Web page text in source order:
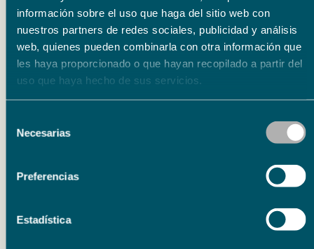
información sobre el uso que haga del sitio web con
nuestros partners de redes sociales, publicidad y análisis
web, quienes pueden combinarla con otra información que
les haya proporcionado o que hayan recopilado a partir del
uso que haya hecho de sus servicios.
Necesarias
Preferencias
Estadística
Fundación Unicaja impulsa la
ampliación del taller de carpintería
para personas con discapacidad de
Upacesur
Fundación Unicaja impulsa la ampliación del
discapacidad de Upacesur. El respaldo, a través